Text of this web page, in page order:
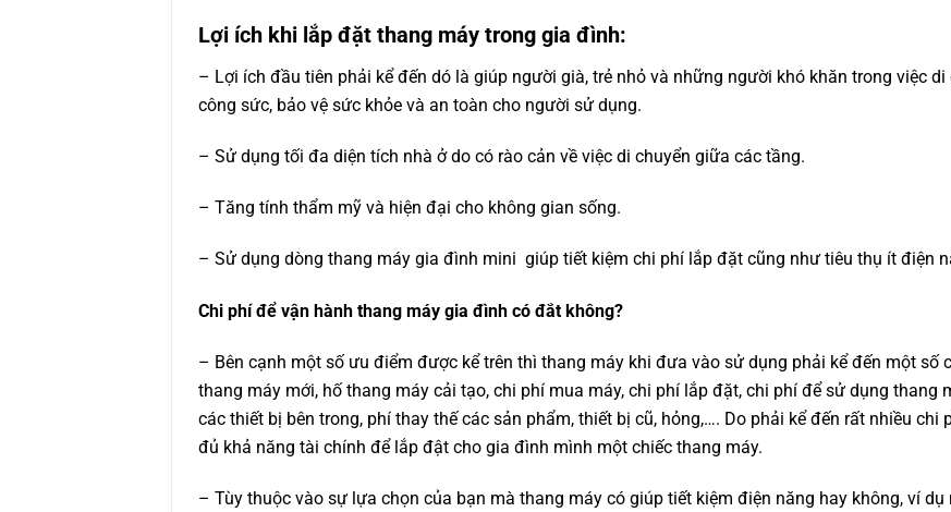
Lợi ích khi lắp đặt thang máy trong gia đình:
– Lợi ích đầu tiên phải kể đến dó là giúp người già, trẻ nhỏ và những người khó khăn trong việc
công sức, bảo vệ sức khỏe và an toàn cho người sử dụng.
– Sử dụng tối đa diện tích nhà ở do có rào cản về việc di chuyển giữa các tầng.
– Tăng tính thẩm mỹ và hiện đại cho không gian sống.
– Sử dụng dòng thang máy gia đình mini giúp tiết kiệm chi phí lắp đặt cũng như tiêu thụ ít điện
Chi phí để vận hành thang máy gia đình có đắt không?
– Bên cạnh một số ưu điểm được kể trên thì thang máy khi đưa vào sử dụng phải kể đến một số
thang máy mới, hố thang máy cải tạo, chi phí mua máy, chi phí lắp đặt, chi phí để sử dụng thang
các thiết bị bên trong, phí thay thế các sản phẩm, thiết bị cũ, hỏng,…. Do phải kể đến rất nhiều
đủ khả năng tài chính để lắp đật cho gia đình mình một chiếc thang máy.
– Tùy thuộc vào sự lựa chọn của bạn mà thang máy có giúp tiết kiệm điện năng hay không, ví